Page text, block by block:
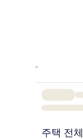
주택 전체